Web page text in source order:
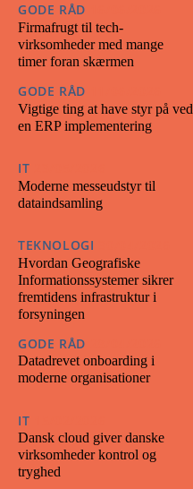
GODE RÅD
Firmafrugt til tech-
virksomheder med mange
timer foran skærmen
GODE RÅD
Vigtige ting at have styr på ved
en ERP implementering
IT
Moderne messeudstyr til
dataindsamling
TEKNOLOGI
Hvordan Geografiske
Informationssystemer sikrer
fremtidens infrastruktur i
forsyningen
GODE RÅD
Datadrevet onboarding i
moderne organisationer
IT
Dansk cloud giver danske
virksomheder kontrol og
tryghed